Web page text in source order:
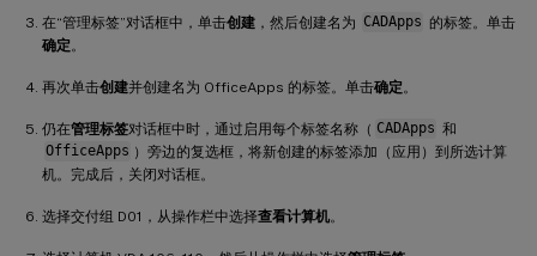
在“管理标签”对话框中，单击创建 ，然后创建名为 CADApps 的标签。单击
确定 。
再次单击创建并创建名为 OfficeApps 的标签。单击确定 。
仍在管理标签对话框中时，通过启用每个标签名称（ CADApps 和
OfficeApps ）旁边的复选框，将新创建的标签添加（应用）到所选计算
机。完成后，关闭对话框。
选择交付组 D01，从操作栏中选择查看计算机。